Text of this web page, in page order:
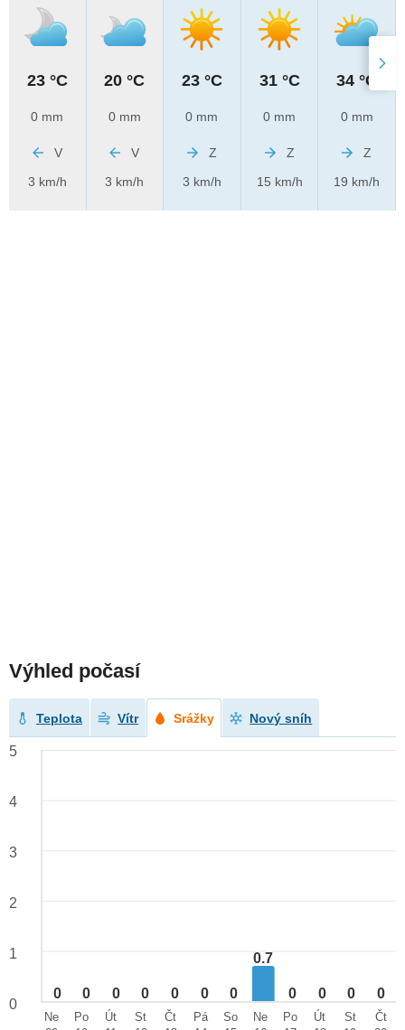
23 °C
0 mm
V
3 km/h
20 °C
0 mm
V
3 km/h
23 °C
0 mm
Z
3 km/h
31 °C
0 mm
Z
15 km/h
34 °C
0 mm
Z
19 km/h
Výhled počasí
Teplota Vítr Srážky Nový sníh
0 0 0 0 0 0 0
0.7
0 0 0 0
5
4
3
2
1
0
Ne
Po
Út
St
Čt
Pá
So
Ne
Po
Út
St
Čt